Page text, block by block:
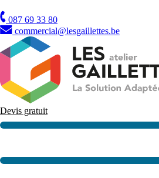
TVA
087 69 33 80
commercial@lesgaillettes.be
Devis gratuit